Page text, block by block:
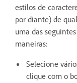
estilos de
por diante) de
uma das seguintes
maneiras:
Selecione
clique com o